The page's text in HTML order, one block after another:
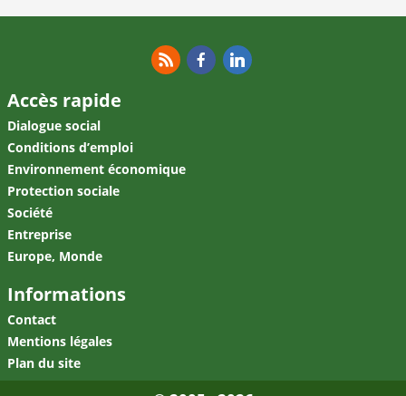
Accès rapide
Dialogue social
Conditions d’emploi
Environnement économique
Protection sociale
Société
Entreprise
Europe, Monde
Informations
Contact
Mentions légales
Plan du site